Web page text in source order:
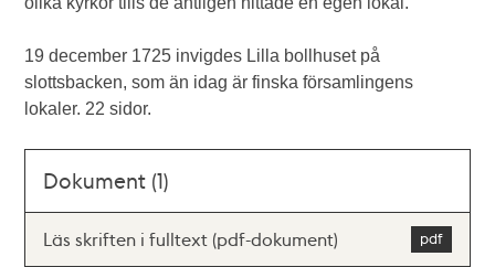
19 december 1725 invigdes Lilla bollhuset på
slottsbacken, som än idag är finska församlingens
lokaler. 22 sidor.
Dokument (1)
Läs skriften i fulltext (pdf-dokument)